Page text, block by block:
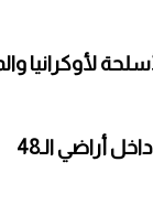
لأوكرانيا